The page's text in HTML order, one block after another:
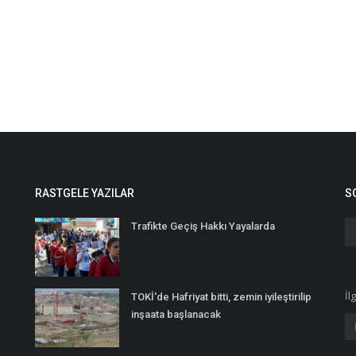
RASTGELE YAZILAR
Trafikte Geçiş Hakkı Yayalarda
TOKİ'de Hafriyat bitti, zemin iyileştirilip
inşaata başlanacak